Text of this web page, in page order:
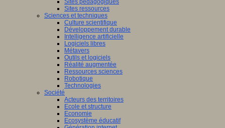
Sites pédagogiques
Sites ressources
Sciences et techniques
Culture scientifique
Développement durable
Intelligence artificielle
Logiciels libres
Métavers
Outils et logiciels
Réalité augmentée
Ressources sciences
Robotique
Technologies
Société
Acteurs des territoires
Ecole et structure
Economie
Ecosystème éducatif